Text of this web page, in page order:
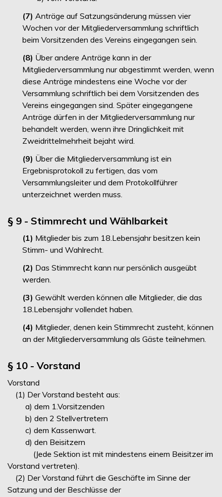
(7) Anträge auf Satzungsänderung müssen vier
Wochen vor der Mitgliederversammlung schriftlich
beim Vorsitzenden des Vereins eingegangen sein.
(8) Über andere Anträge kann in der
Mitgliederversammlung nur abgestimmt werden, wenn
diese Anträge mindestens eine Woche vor der
Versammlung schriftlich bei dem Vorsitzenden des
Vereins eingegangen sind. Später eingegangene
Anträge dürfen in der Mitgliederversammlung nur
behandelt werden, wenn ihre Dringlichkeit mit
Zweidrittelmehrheit bejaht wird.
(9) Über die Mitgliederversammlung ist ein
Ergebnisprotokoll zu fertigen, das vom
Versammlungsleiter und dem Protokollführer
unterzeichnet werden muss.
§ 9 - Stimmrecht und Wählbarkeit
(1) Mitglieder bis zum 18.Lebensjahr besitzen kein
Stimm- und Wahlrecht.
(2) Das Stimmrecht kann nur persönlich ausgeübt
werden.
(3) Gewählt werden können alle Mitglieder, die das
18.Lebensjahr vollendet haben.
(4) Mitglieder, denen kein Stimmrecht zusteht, können
an der Mitgliederversammlung als Gäste teilnehmen.
§ 10 - Vorstand
Vorstand
(1) Der Vorstand besteht aus:
a) dem 1.Vorsitzenden
b) den 2 Stellvertretern
c) dem Kassenwart.
d) den Beisitzern
(Jede Sektion ist mit mindestens einem Beisitzer im
Vorstand vertreten).
(2) Der Vorstand führt die Geschäfte im Sinne der
Satzung und der Beschlüsse der